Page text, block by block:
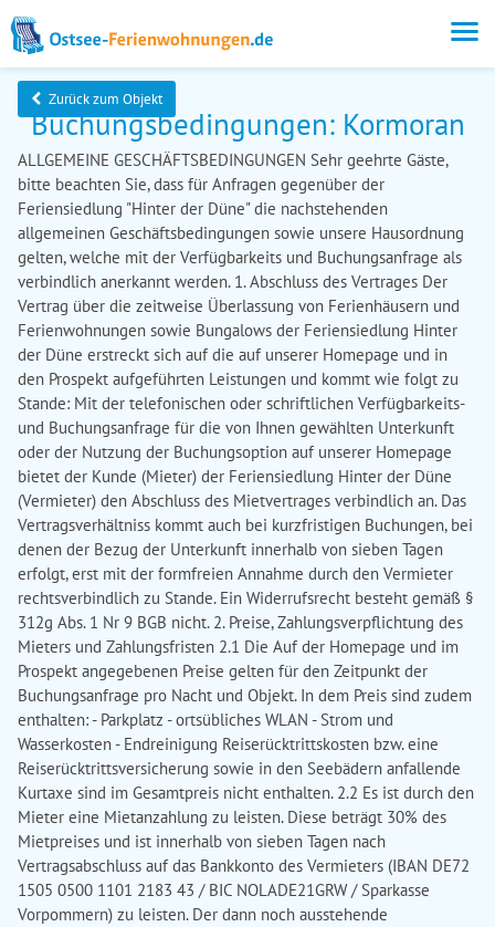
Zurück zum Objekt
Buchungsbedingungen: Kormoran
ALLGEMEINE GESCHÄFTSBEDINGUNGEN Sehr geehrte Gäste,
bitte beachten Sie, dass für Anfragen gegenüber der
Feriensiedlung "Hinter der Düne" die nachstehenden
allgemeinen Geschäftsbedingungen sowie unsere Hausordnung
gelten, welche mit der Verfügbarkeits und Buchungsanfrage als
verbindlich anerkannt werden. 1. Abschluss des Vertrages Der
Vertrag über die zeitweise Überlassung von Ferienhäusern und
Ferienwohnungen sowie Bungalows der Feriensiedlung Hinter
der Düne erstreckt sich auf die auf unserer Homepage und in
den Prospekt aufgeführten Leistungen und kommt wie folgt zu
Stande: Mit der telefonischen oder schriftlichen Verfügbarkeits-
und Buchungsanfrage für die von Ihnen gewählten Unterkunft
oder der Nutzung der Buchungsoption auf unserer Homepage
bietet der Kunde (Mieter) der Feriensiedlung Hinter der Düne
(Vermieter) den Abschluss des Mietvertrages verbindlich an. Das
Vertragsverhältniss kommt auch bei kurzfristigen Buchungen, bei
denen der Bezug der Unterkunft innerhalb von sieben Tagen
erfolgt, erst mit der formfreien Annahme durch den Vermieter
rechtsverbindlich zu Stande. Ein Widerrufsrecht besteht gemäß §
312g Abs. 1 Nr 9 BGB nicht. 2. Preise, Zahlungsverpflichtung des
Mieters und Zahlungsfristen 2.1 Die Auf der Homepage und im
Prospekt angegebenen Preise gelten für den Zeitpunkt der
Buchungsanfrage pro Nacht und Objekt. In dem Preis sind zudem
enthalten: - Parkplatz - ortsübliches WLAN - Strom und
Wasserkosten - Endreinigung Reiserücktrittskosten bzw. eine
Reiserücktrittsversicherung sowie in den Seebädern anfallende
Kurtaxe sind im Gesamtpreis nicht enthalten. 2.2 Es ist durch den
Mieter eine Mietanzahlung zu leisten. Diese beträgt 30% des
Mietpreises und ist innerhalb von sieben Tagen nach
Vertragsabschluss auf das Bankkonto des Vermieters (IBAN DE72
1505 0500 1101 2183 43 / BIC NOLADE21GRW / Sparkasse
Vorpommern) zu leisten. Der dann noch ausstehende